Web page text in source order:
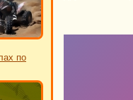
по